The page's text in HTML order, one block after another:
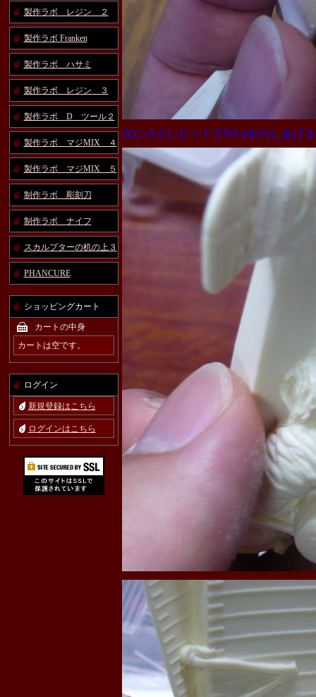
製作ラボ レジン ２
製作ラボ Franken
製作ラボ ハサミ
製作ラボ レジン ３
製作ラボ D ツール２
製作ラボ マジMIX ４
製作ラボ マジMIX ５
制作ラボ 彫刻刀
制作ラボ ナイフ
スカルプターの机の上３
PHANCURE
ショッピングカート
カートの中身
カートは空です。
ログイン
新規登録はこちら
ログインはこちら
次に小さいビットでWL44(小)しあげ